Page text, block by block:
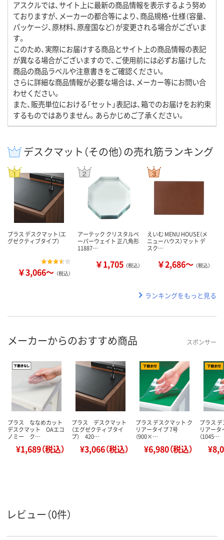
アスクルでは、サイト上に最新の商品情報を表示するよう努め
ておりますが、メーカーの都合等により、商品規格・仕様（容量、
パッケージ、原材料、原産国など）が変更される場合がございま
す。
このため、実際にお届けする商品とサイト上の商品情報の表記
が異なる場合がございますので、ご使用前には必ずお届けした
商品の商品ラベルや注意書きをご確認ください。
さらに詳細な商品情報が必要な場合は、メーカー等にお問い合
わせください。
また、販売単位における「セット」表記は、箱でのお届けをお約束
するものではありません。あらかじめご了承ください。
デスクマット（その他）の売れ筋ランキング
プラス デスクマット（エ
グゼクティブタイプ）
￥3,066～ （税込）
アーテック クリスタルペ
ーパーウェイト 正八角形
11887…
￥1,705 （税込）
えいむ MENU HOUSE（メ
ニューハウス）マット デ
スク…
￥2,686～ （税込）
ランキングをもっと見る
メーカーからのおすすめ商品 スポンサー
プラス ななめカット
デスクマット OAエコ
ノミー ク…
¥1,689（税込）
プラス デスクマット
（エグゼクティブタイ
プ） 420…
¥3,066（税込）
プラス デスクマット ク
リアータイプ 7号
（900×…
¥6,980（税込）
プラス
リアータ
（1045…
レビュー（0件）